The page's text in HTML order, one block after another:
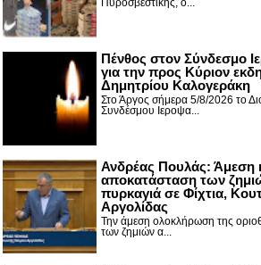
Πένθος στον Σύνδεσμο
για την προς Κύριον
Δημητρίου Καλογεράκη
Στο Άργος σήμερα 5/8/2026 το
Συνδέσμου Ιεροψα...
Ανδρέας Πουλάς: Άμεση
αποκατάσταση των
πυρκαγιά σε Φίχτια,
Αργολίδας
Την άμεση ολοκλήρωση της
των ζημιών α...